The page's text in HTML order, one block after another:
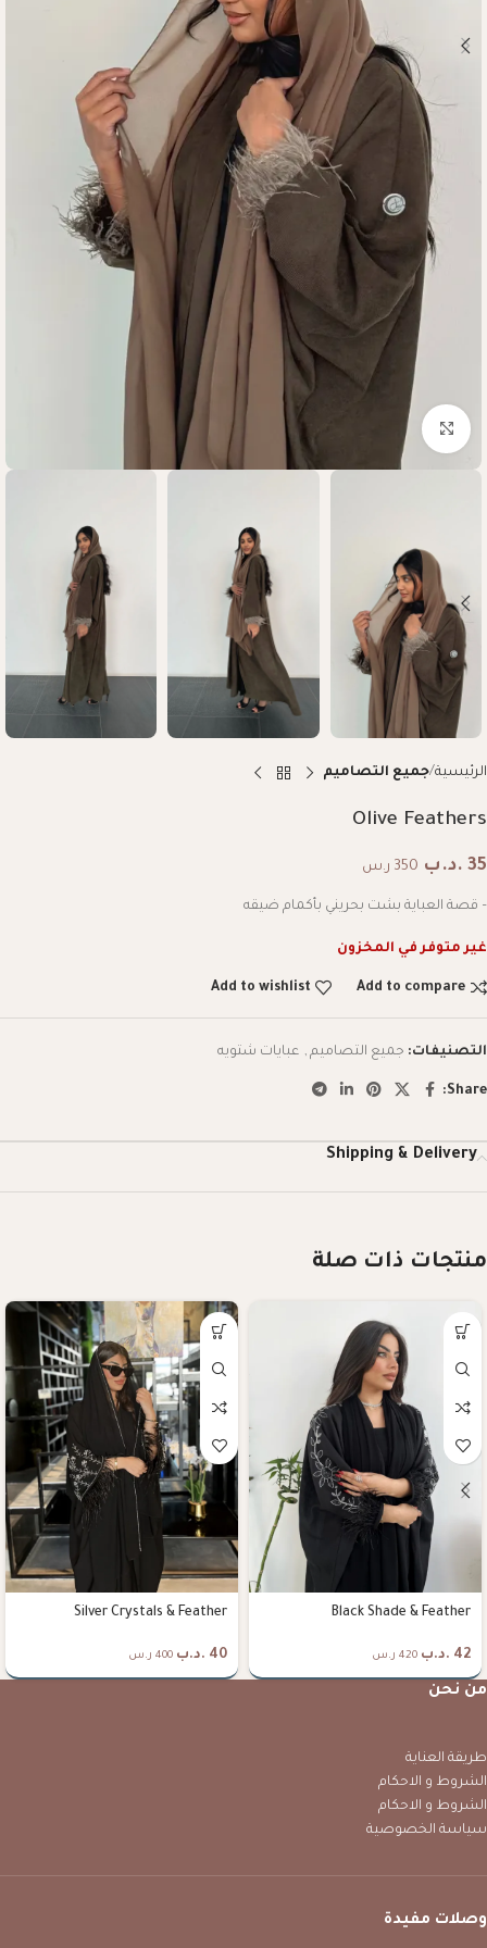
Click to enlarge
الرئيسية جميع التصاميم
Olive Feathers
35 .د.ب 350 ر.س
– قصة العباية بشت بحريني بأكمام ضيقه
غير متوفر في المخزون
Add to compare
Add to wishlist
التصنيفات: جميع التصاميم , عبايات شتويه
Share:
Shipping & Delivery
منتجات ذات صلة
Black Shade & Feather
42 .د.ب 420 ر.س
Silver Crystals & Feather
40 .د.ب 400 ر.س
من نحن
طريقة العناية
الشروط و الاحكام
الشروط و الاحكام
سياسة الخصوصية
وصلات مفيدة